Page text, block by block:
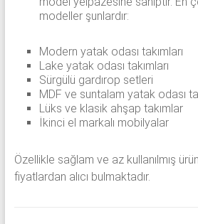
modeller şunlardır:
Modern yatak odası takımları
Lake yatak odası takımları
Sürgülü gardırop setleri
MDF ve suntalam yatak odası
Lüks ve klasik ahşap takımlar
İkinci el markalı mobilyalar
Özellikle sağlam ve az kullanılmış
fiyatlardan alıcı bulmaktadır.